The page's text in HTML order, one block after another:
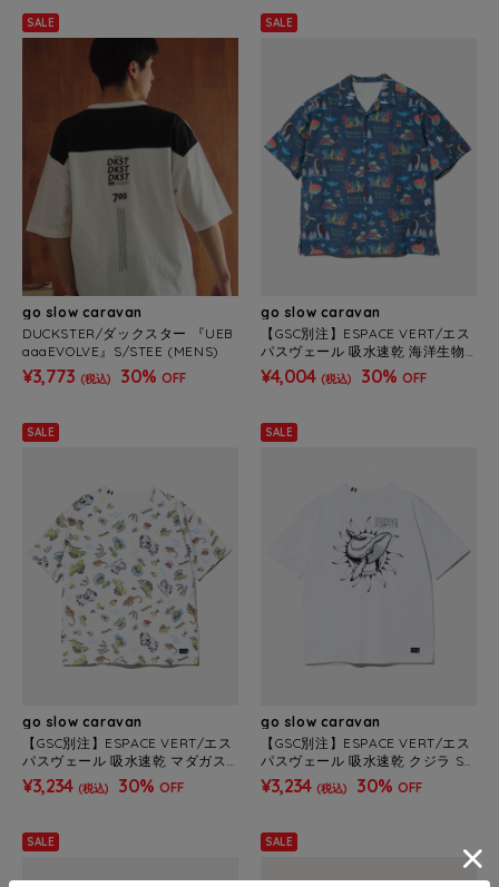
SALE
go slow caravan
DUCKSTER/ダックスター 『UEB
aaaEVOLVE』S/STEE (MENS)
¥3,773 (税込) 30% OFF
SALE
go slow caravan
【GSC別注】ESPACE VERT/エス
パスヴェール 吸水速乾 海洋生物
総柄OPシャツ (MENS)
¥4,004 (税込) 30% OFF
SALE
go slow caravan
【GSC別注】ESPACE VERT/エス
パスヴェール 吸水速乾 マダガス
カル 総柄TEE (MENS)
¥3,234 (税込) 30% OFF
SALE
go slow caravan
【GSC別注】ESPACE VERT/エス
パスヴェール 吸水速乾 クジラ S/
S TEE (MENS)
¥3,234 (税込) 30% OFF
SALE SALE